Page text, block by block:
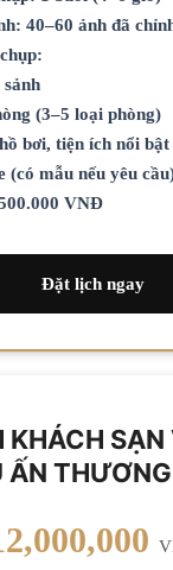
40–60 ảnh đã
(3–5 loại phòng)
bơi, tiện ích nổi bật
mẫu nếu yêu
VNĐ
Đặt lịch ngay
KHÁCH SẠN
ẤN